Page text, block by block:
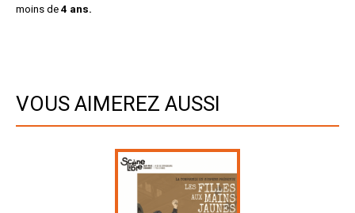
moins de 4 ans.
VOUS AIMEREZ AUSSI